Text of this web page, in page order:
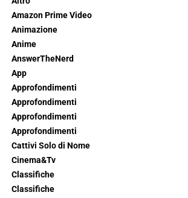
Amazon Prime Video
Animazione
Anime
AnswerTheNerd
App
Approfondimenti
Approfondimenti
Approfondimenti
Approfondimenti
Cattivi Solo di Nome
Cinema&Tv
Classifiche
Classifiche